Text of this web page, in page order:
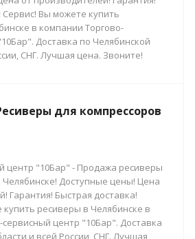
Сервис! Вы можете купить
в компании Торгово-
Доставка по Челябинской
СНГ. Лучшая цена. Звоните!
для компрессоров
центр "10Бар" - Продажа ресиверы
Челябинске! Доступные цены! Цена
Гарантия! Быстрая доставка!
ресиверы в Челябинске в
центр "10Бар". Доставка
и всей России, СНГ. Лучшая